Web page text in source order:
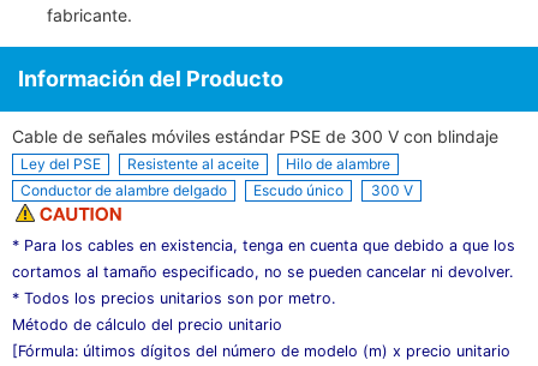
fabricante.
Información del Producto
Cable de señales móviles estándar PSE de 300 V con blindaje
Ley del PSE Resistente al aceite
Hilo de alambre
Conductor de alambre delgado
Escudo único 300 V
* Para los cables en existencia, tenga en cuenta que debido a que los
cortamos al tamaño especificado, no se pueden cancelar ni devolver.
* Todos los precios unitarios son por metro.
Método de cálculo del precio unitario
[Fórmula: últimos dígitos del número de modelo (m) x precio unitario